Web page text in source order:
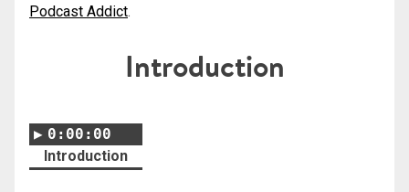
Podcast Addict.
Introduction
0:00:00
Introduction